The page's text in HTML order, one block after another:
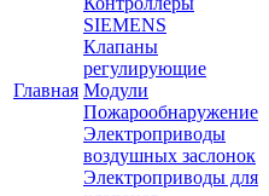
Главная
SIEMENS
Клапаны
регулирующие
Модули
Пожарообнаружение
Электроприводы
воздушных заслонок
Электроприводы для